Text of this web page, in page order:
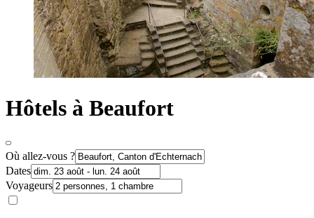
Hôtels à Beaufort
Où allez-vous ?
Dates
Voyageurs